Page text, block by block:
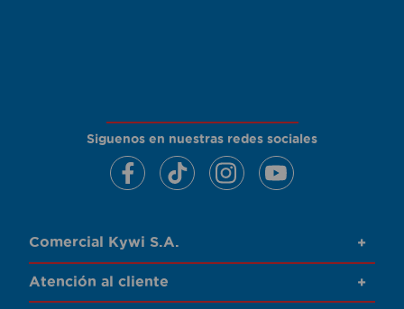
Siguenos en nuestras redes sociales
Comercial Kywi S.A. +
Atención al cliente +